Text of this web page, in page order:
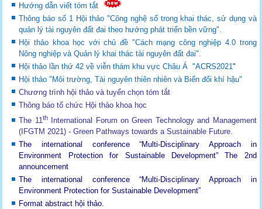
Hướng dẫn viết tóm tắt
Thông báo số 1 Hội thảo "Công nghệ số trong khai thác, sử dụng và
quản lý tài nguyên đất đai theo hướng phát triển bền vững".
Hội thảo khoa học với chủ đề "Cách mạng công nghiệp 4.0 trong
Nông nghiệp và Quản lý khai thác tài nguyên đất đai".
Hội thảo lần thứ 42 về viễn thám khu vực Châu Á "ACRS2021"
Hội thảo "Môi trường, Tài nguyên thiên nhiên và Biến đổi khí hậu"
Chương trình hội thảo và tuyển chọn tóm tắt
Thông báo tổ chức Hội thảo khoa học
The 11thInternational Forum on Green Technology and Management
(IFGTM 2021) - Green Pathways towards a Sustainable Future.
The international conference “Multi-Disciplinary Approach in
Environment Protection for Sustainable Development”The 2nd
announcement
The international conference “Multi-Disciplinary Approach in
Environment Protection for Sustainable Development”
Format abstract hội thảo.